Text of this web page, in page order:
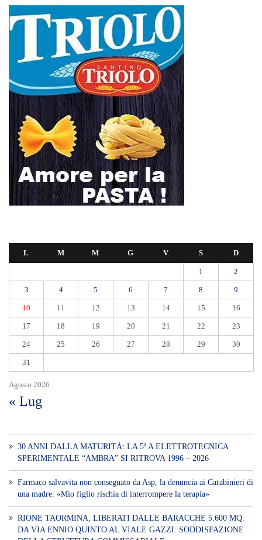
Agosto 2026
L M M G V S D
1 2
3 4 5 6 7 8 9
10 11 12 13 14 15 16
17 18 19 20 21 22 23
24 25 26 27 28 29 30
31
« Lug
30 ANNI DALLA MATURITÀ: LA 5ª A ELETTROTECNICA
SPERIMENTALE “AMBRA” SI RITROVA 1996 – 2026
Farmaco salvavita non consegnato da Asp, la denuncia ai Carabinieri di
una madre: «Mio figlio rischia di interrompere la terapia»
RIONE TAORMINA, LIBERATI DALLE BARACCHE 5.600 MQ:
DA VIA ENNIO QUINTO AL VIALE GAZZI. SODDISFAZIONE